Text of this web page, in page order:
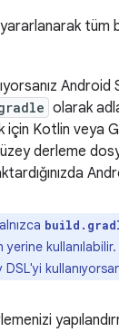
tüm
olarak
için Kotlin veya
derleme